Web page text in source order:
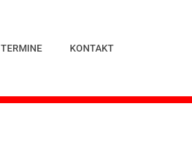
TERMINE KONTAKT